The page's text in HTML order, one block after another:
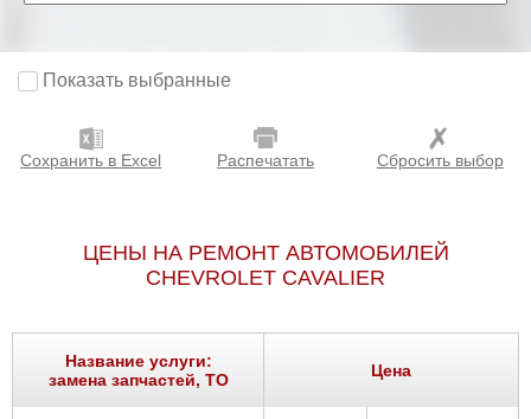
Показать выбранные
Сохранить в Excel Распечатать Сбросить выбор
ЦЕНЫ НА РЕМОНТ АВТОМОБИЛЕЙ
CHEVROLET CAVALIER
Название услуги:
замена запчастей, ТО
Цена